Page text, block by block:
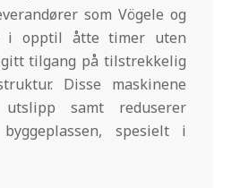
som Vögele og
i opptil åtte timer uten
tilgang på tilstrekkelig
Disse maskinene
samt reduserer
spesielt i